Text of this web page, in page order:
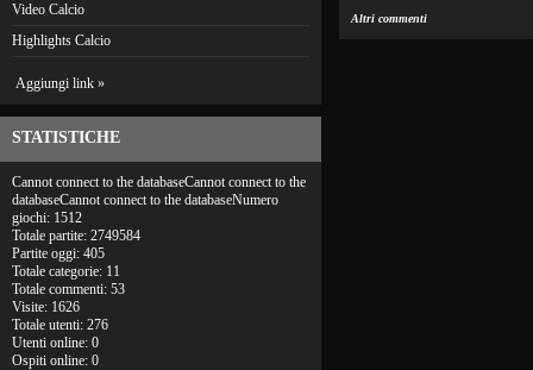
Video Calcio
Highlights Calcio
Aggiungi link »
STATISTICHE
Cannot connect to the databaseCannot connect to the
databaseCannot connect to the databaseNumero
giochi: 1512
Totale partite: 2749584
Partite oggi: 405
Totale categorie: 11
Totale commenti: 53
Visite: 1626
Totale utenti: 276
Utenti online: 0
Ospiti online: 0
Altri commenti